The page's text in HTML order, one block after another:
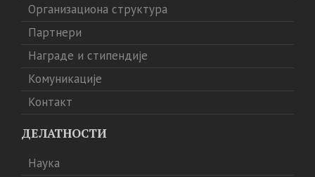
Организациона структура
Партнери
Награде и стипендије
Комуникације
Контакт
ДЕЛАТНОСТИ
Наука